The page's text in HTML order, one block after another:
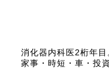
消化器内科医2桁年目
家事・時短・車・投